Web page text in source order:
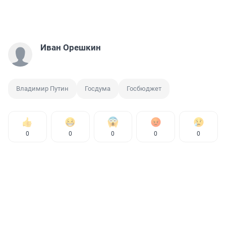
Иван Орешкин
Владимир Путин Госдума Госбюджет
0 0 0 0 0